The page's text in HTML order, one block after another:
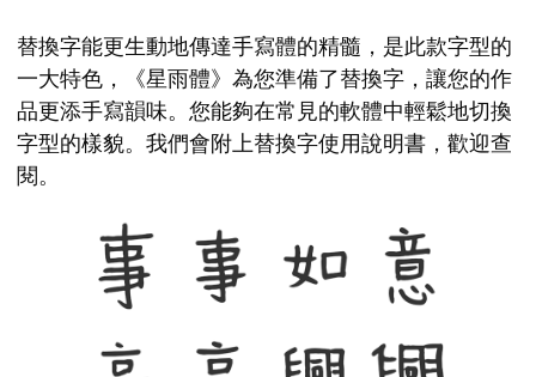
替換字能更生動地傳達手寫體的精髓，是此款字型的
一大特色，《星雨體》為您準備了替換字，讓您的作
品更添手寫韻味。您能夠在常見的軟體中輕鬆地切換
字型的樣貌。我們會附上替換字使用說明書，歡迎查
閱。